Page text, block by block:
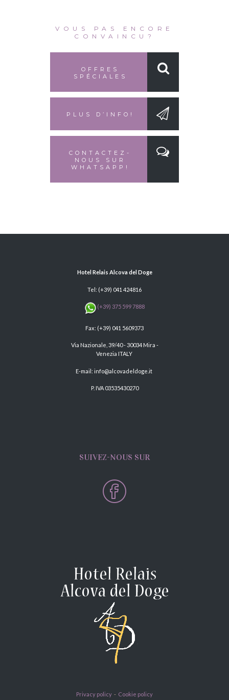
VOUS PAS ENCORE
CONVAINCU?
OFFRES
SPÉCIALES
PLUS D’INFO!
CONTACTEZ-
NOUS SUR
WHATSAPP!
Hotel Relais Alcova del Doge
Tel: (+39) 041 424816
(+39) 375 599 7888
Fax: (+39) 041 5609373
Via Nazionale, 39/40 - 30034 Mira -
Venezia ITALY
E-mail: info@alcovadeldoge.it
P. IVA 03535430270
SUIVEZ-NOUS SUR
Privacy policy - Cookie policy